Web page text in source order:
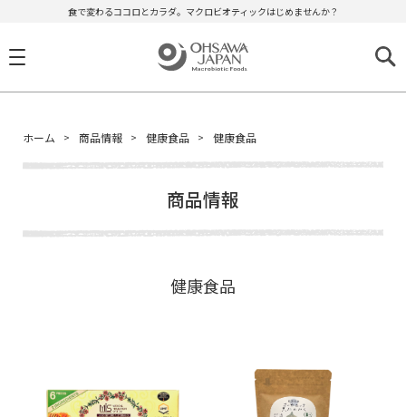
食で変わるココロとカラダ。マクロビオティックはじめませんか？
ホーム 商品情報 健康食品 健康食品
商品情報
健康食品